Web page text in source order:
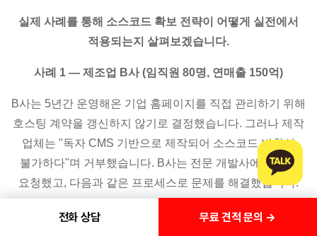
실제 사례를 통해 소스코드 확보 전략이 어떻게 실전에서
적용되는지 살펴보겠습니다.
사례 1 — 제조업 B사 (임직원 80명, 연매출 150억)
B사는 5년간 운영해온 기업 홈페이지를 직접 관리하기 위해
호스팅 계약을 갱신하지 않기로 결정했습니다. 그러나 제작
업체는 "독자 CMS 기반으로 제작되어 소스코드 반환이
불가하다"며 거부했습니다. B사는 전문 개발사에 도움을
요청했고, 다음과 같은 프로세스로 문제를 해결했습니다.
먼저, 기존 계약서를 검토한 결과 소스코드 소유권 조항은
전화 상담 무료 견적 문의 →